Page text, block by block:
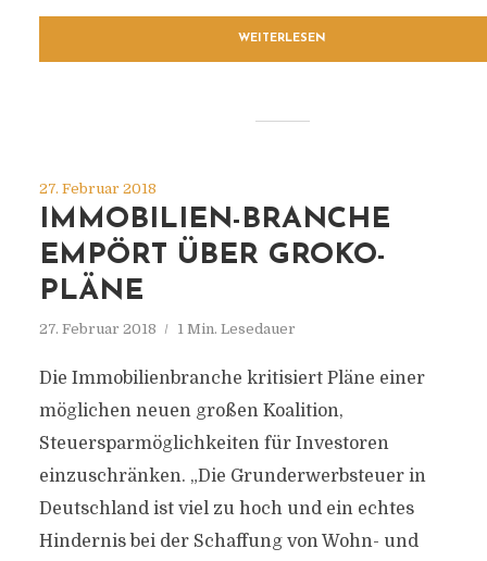
WEITERLESEN
27. Februar 2018
IMMOBILIEN-BRANCHE
EMPÖRT ÜBER GROKO-
PLÄNE
27. Februar 2018 1 Min. Lesedauer
Die Immobilienbranche kritisiert Pläne einer
möglichen neuen großen Koalition,
Steuersparmöglichkeiten für Investoren
einzuschränken. „Die Grunderwerbsteuer in
Deutschland ist viel zu hoch und ein echtes
Hindernis bei der Schaffung von Wohn- und